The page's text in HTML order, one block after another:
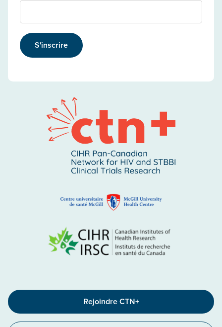
S'inscrire
Rejoindre CTN+